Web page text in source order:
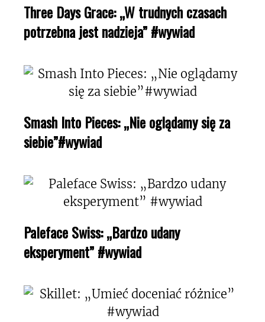
Three Days Grace: „W trudnych czasach
potrzebna jest nadzieja” #wywiad
Smash Into Pieces: „Nie oglądamy się za
siebie”#wywiad
Paleface Swiss: „Bardzo udany
eksperyment” #wywiad